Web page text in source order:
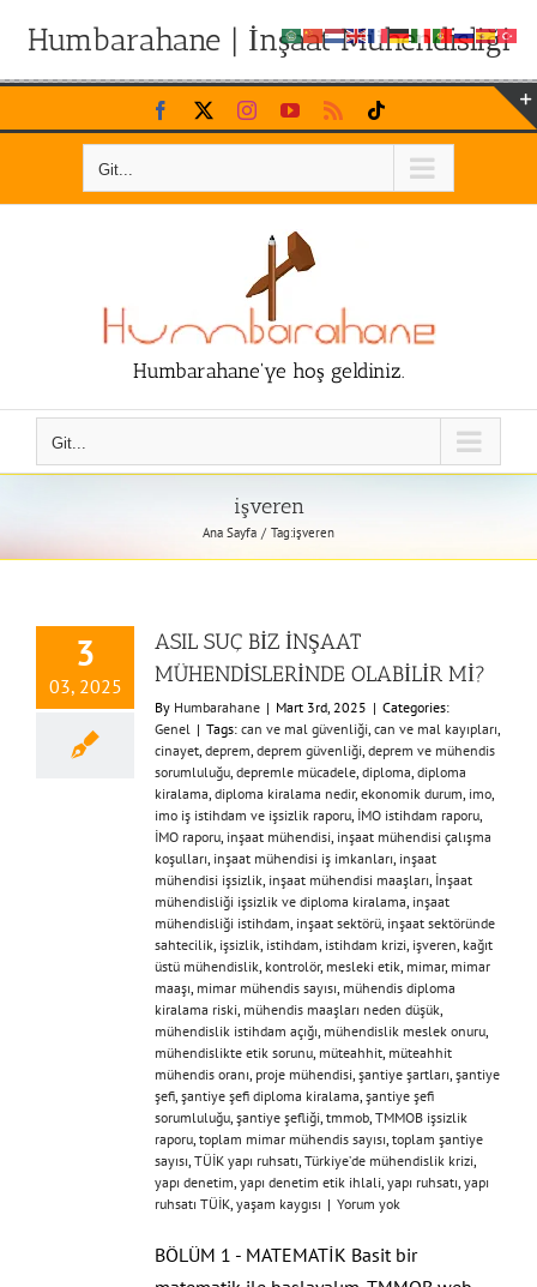
Humbarahane | İnşaat Mühendisliği
Skip
to
Facebook InstagramYouTubeRss
Git...
Humbarahane'ye hoş geldiniz.
Git...
işveren
Ana Sayfa Tag:işveren
3
03, 2025
ASIL SUÇ BİZ İNŞAAT
MÜHENDİSLERİNDE OLABİLİR Mİ?
By Humbarahane | Mart 3rd, 2025 | Categories:
Genel | Tags: can ve mal güvenliği, can ve mal kayıpları,
cinayet, deprem, deprem güvenliği, deprem ve mühendis
sorumluluğu, depremle mücadele, diploma, diploma
kiralama, diploma kiralama nedir, ekonomik durum, imo,
imo iş istihdam ve işsizlik raporu, İMO istihdam raporu,
İMO raporu, inşaat mühendisi, inşaat mühendisi çalışma
koşulları, inşaat mühendisi iş imkanları, inşaat
mühendisi işsizlik, inşaat mühendisi maaşları, İnşaat
mühendisliği işsizlik ve diploma kiralama, inşaat
mühendisliği istihdam, inşaat sektörü, inşaat sektöründe
sahtecilik, işsizlik, istihdam, istihdam krizi, işveren, kağıt
üstü mühendislik, kontrolör, mesleki etik, mimar, mimar
maaşı, mimar mühendis sayısı, mühendis diploma
kiralama riski, mühendis maaşları neden düşük,
mühendislik istihdam açığı, mühendislik meslek onuru,
mühendislikte etik sorunu, müteahhit, müteahhit
mühendis oranı, proje mühendisi, şantiye şartları, şantiye
şefi, şantiye şefi diploma kiralama, şantiye şefi
sorumluluğu, şantiye şefliği, tmmob, TMMOB işsizlik
raporu, toplam mimar mühendis sayısı, toplam şantiye
sayısı, TÜİK yapı ruhsatı, Türkiye’de mühendislik krizi,
yapı denetim, yapı denetim etik ihlali, yapı ruhsatı, yapı
ruhsatı TÜİK, yaşam kaygısı | Yorum yok
BÖLÜM 1 - MATEMATİK Basit bir